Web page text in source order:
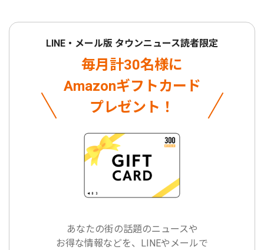
LINE・メール版 タウンニュース読者限定
毎月計30名様に
Amazonギフトカード
プレゼント！
あなたの街の話題のニュースや
お得な情報などを、LINEやメールで